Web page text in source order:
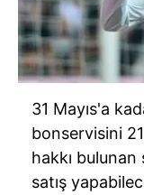
31 Mayıs'a
bonservisini
hakkı
satış